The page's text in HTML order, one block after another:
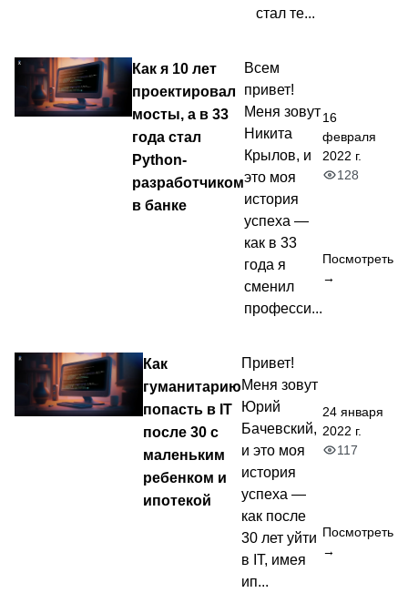
стал те...
Как я 10 лет
проектировал
мосты, а в 33
года стал
Python-
разработчиком
в банке
Всем
привет!
Меня зовут
Никита
Крылов, и
это моя
история
успеха —
как в 33
года я
сменил
професси...
16
февраля
2022 г.
128
Посмотреть
→
Как
гуманитарию
попасть в IT
после 30 с
маленьким
ребенком и
ипотекой
Привет!
Меня зовут
Юрий
Бачевский,
и это моя
история
успеха —
как после
30 лет уйти
в IT, имея
ип...
24 января
2022 г.
117
Посмотреть
→